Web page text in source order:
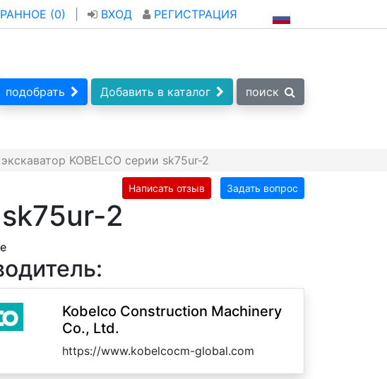
(0) ВХОД РЕГИСТРАЦИЯ
подобрать Добавить в каталог поиск
KOBELCO серии sk75ur-2
Написать отзыв Задать вопрос
2
Kobelco Construction Machinery
Co., Ltd.
https://www.kobelcocm-global.com